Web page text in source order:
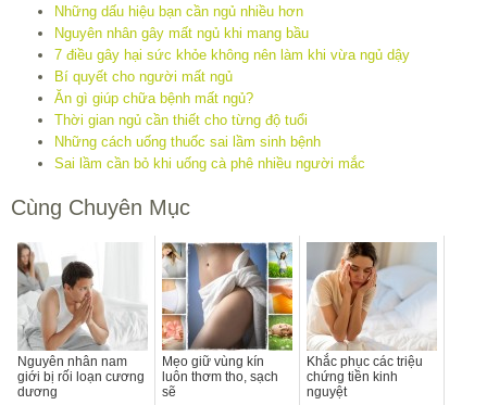
Những dấu hiệu bạn cần ngủ nhiều hơn
Nguyên nhân gây mất ngủ khi mang bầu
7 điều gây hại sức khỏe không nên làm khi vừa ngủ dậy
Bí quyết cho người mất ngủ
Ăn gì giúp chữa bệnh mất ngủ?
Thời gian ngủ cần thiết cho từng độ tuổi
Những cách uống thuốc sai lầm sinh bệnh
Sai lầm cần bỏ khi uống cà phê nhiều người mắc
Cùng Chuyên Mục
Nguyên nhân nam
giới bị rối loạn cương
dương
Mẹo giữ vùng kín
luôn thơm tho, sạch
sẽ
Khắc phục các triệu
chứng tiền kinh
nguyệt